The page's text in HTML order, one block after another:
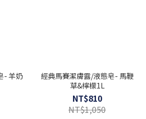
- 羊奶
經典馬賽潔膚露/液態皂- 馬鞭
草&檸檬1L
NT$810
NT$1,050